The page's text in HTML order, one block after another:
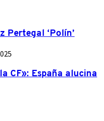
Pertegal ‘Polín’
CF»: España alucina